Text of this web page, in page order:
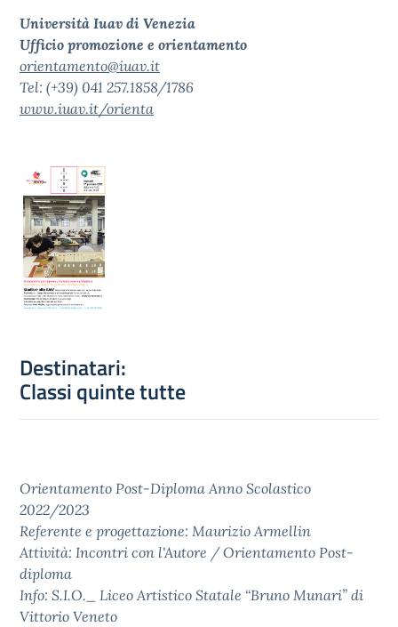
Università Iuav di Venezia
Ufficio promozione e orientamento
orientamento@iuav.it
Tel: (+39) 041 257.1858/1786
www.iuav.it/orienta
Destinatari:
Classi quinte tutte
Orientamento Post-Diploma Anno Scolastico
2022/2023
Referente e progettazione: Maurizio Armellin
Attività: Incontri con l'Autore / Orientamento Post-
diploma
Info: S.I.O._ Liceo Artistico Statale “Bruno Munari” di
Vittorio Veneto